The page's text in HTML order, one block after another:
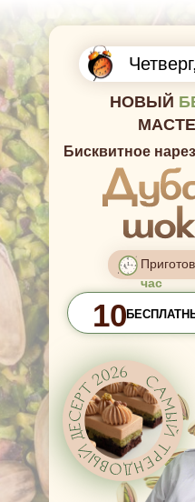
НОВЫЙ
Бисквитное
час
10